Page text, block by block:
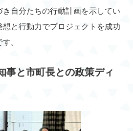
自分たちの行動計画を示してい
と行動力でプロジェクトを成功
。
事と市町長との政策ディ